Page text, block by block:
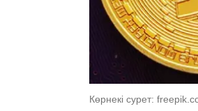
Көрнекі сурет: